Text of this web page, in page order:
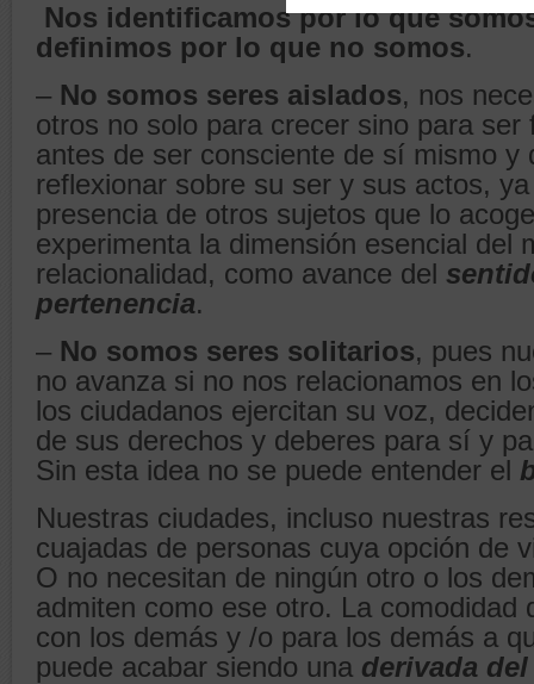
Nos identificamos por lo que
definimos por lo que no somos.
– No somos seres aislados, nos
otros no solo para crecer sino para ser
antes de ser consciente de sí mismo y
reflexionar sobre su ser y sus actos,
presencia de otros sujetos que lo
experimenta la dimensión esencial del
relacionalidad, como avance del
pertenencia.
– No somos seres solitarios, pues
no avanza si no nos relacionamos en
los ciudadanos ejercitan su voz,
de sus derechos y deberes para sí y
Sin esta idea no se puede entender el
Nuestras ciudades, incluso nuestras
cuajadas de personas cuya opción de
O no necesitan de ningún otro o los
admiten como ese otro. La comodidad
con los demás y /o para los demás a
puede acabar siendo una derivada